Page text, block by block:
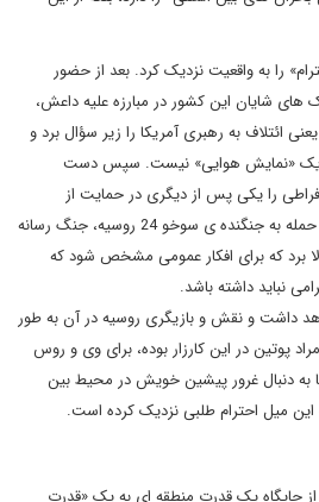
را به واقعیت نزدیک کرد. بعد از حضور
شایان این کشور در مبارزه علیه داعش،
ائتلاف به رهبری آمریکا را زیر سؤال برد و
یک «نمایش هوایی» نیست. سپس دست
را یکی پس از دیگری در حمایت از
تروریست ها رو کرد. در ماجرای حمله به جنگنده ی سوخو 24 روسیه، جنگ رسانه
برد که برای افکار عمومی مشخص شود که
نباید داشته باشد.
داشت و نقش و بازیگری روسیه در آن به طور
پوتین در این کارزار بوده، برای وی و روس
دنبال غرور پیشین خویش در محیط بین
این میل احترام طلبی نزدیک کرده است.
از جایگاه یک قدرت منطقه ای به یک «قدرت